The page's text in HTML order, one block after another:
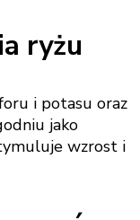
ryżu
i potasu oraz
jako
wzrost i